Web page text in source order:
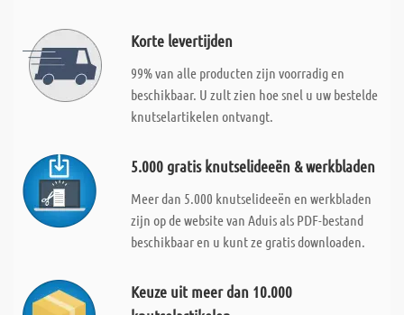
Korte levertijden
99% van alle producten zijn voorradig en
beschikbaar. U zult zien hoe snel u uw bestelde
knutselartikelen ontvangt.
5.000 gratis knutselideeën & werkbladen
Meer dan 5.000 knutselideeën en werkbladen
zijn op de website van Aduis als PDF-bestand
beschikbaar en u kunt ze gratis downloaden.
Keuze uit meer dan 10.000